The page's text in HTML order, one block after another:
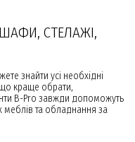
СТЕЛАЖІ,
знайти усі необхідні
краще обрати,
B-Pro завжди допоможуть
меблів та обладнання за